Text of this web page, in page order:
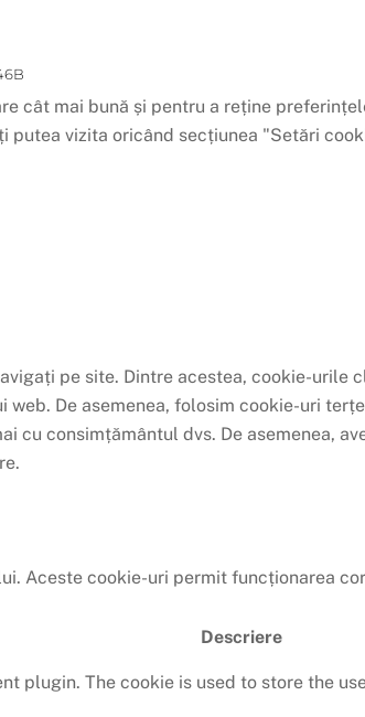
cât mai bună și pentru a reține
vizita oricând secțiunea "Setări
pe site. Dintre acestea, cookie-urile
De asemenea, folosim cookie-uri
consimțământul dvs. De asemenea,
Aceste cookie-uri permit funcționarea
Descriere
plugin. The cookie is used to store the